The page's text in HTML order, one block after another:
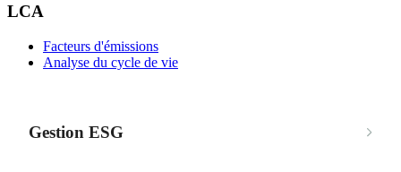
LCA
Facteurs d'émissions
Analyse du cycle de vie
Gestion ESG